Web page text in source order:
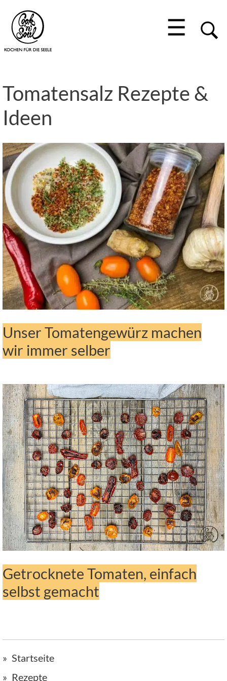
☰
Tomatensalz Rezepte &
Ideen
Unser Tomatengewürz machen
wir immer selber
Getrocknete Tomaten, einfach
selbst gemacht
Startseite
Rezepte